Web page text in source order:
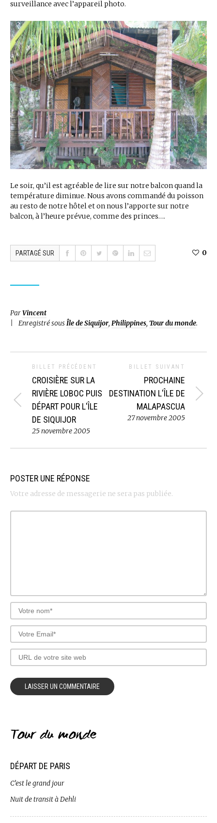
surveillance avec l’appareil photo.
Le soir, qu’il est agréable de lire sur notre balcon quand la
température diminue. Nous avons commandé du poisson
au resto de notre hôtel et on nous l’apporte sur notre
balcon, à l’heure prévue, comme des princes….
PARTAGÉ SUR 0
ParVincent
Enregistré sousÎle de Siquijor, Philippines, Tour du monde.
BILLET PRÉCÉDENT
CROISIÈRE SUR LA
RIVIÈRE LOBOC PUIS
DÉPART POUR L'ÎLE
DE SIQUIJOR
25 novembre 2005
BILLET SUIVANT
PROCHAINE
DESTINATION L'ÎLE DE
MALAPASCUA
27 novembre 2005
POSTER UNE RÉPONSE
Votre adresse de messagerie ne sera pas publiée.
Tour du monde
DÉPART DE PARIS
C’est le grand jour
Nuit de transit à Dehli